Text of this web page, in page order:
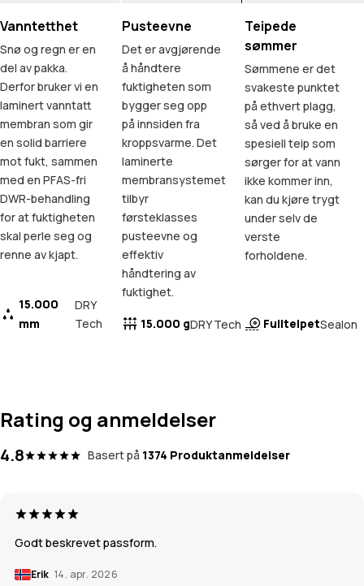
Vanntetthet
Snø og regn er en
del av pakka.
Derfor bruker vi en
laminert vanntatt
membran som gir
en solid barriere
mot fukt, sammen
med en PFAS-fri
DWR-behandling
for at fuktigheten
skal perle seg og
renne av kjapt.
15.000
mm
DRY
Tech
Pusteevne
Det er avgjørende
å håndtere
fuktigheten som
bygger seg opp
på innsiden fra
kroppsvarme. Det
laminerte
membransystemet
tilbyr
førsteklasses
pusteevne og
effektiv
håndtering av
fuktighet.
15.000 gDRY Tech
Teipede
sømmer
Sømmene er det
svakeste punktet
på ethvert plagg,
så ved å bruke en
spesiell teip som
sørger for at vann
ikke kommer inn,
kan du kjøre trygt
under selv de
verste
forholdene.
FullteipetSealon
Rating og anmeldelser
4.8 Basert på 1374 Produktanmeldelser
Godt beskrevet passform.
Erik 14. apr. 2026